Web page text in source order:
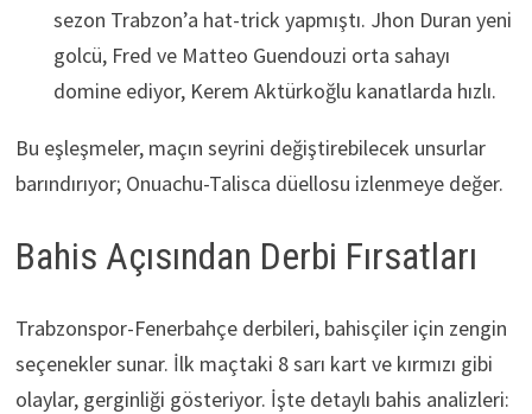
sezon Trabzon’a hat-trick yapmıştı. Jhon Duran yeni
golcü, Fred ve Matteo Guendouzi orta sahayı
domine ediyor, Kerem Aktürkoğlu kanatlarda hızlı.
Bu eşleşmeler, maçın seyrini değiştirebilecek unsurlar
barındırıyor; Onuachu-Talisca düellosu izlenmeye değer.
Bahis Açısından Derbi Fırsatları
Trabzonspor-Fenerbahçe derbileri, bahisçiler için zengin
seçenekler sunar. İlk maçtaki 8 sarı kart ve kırmızı gibi
olaylar, gerginliği gösteriyor. İşte detaylı bahis analizleri: